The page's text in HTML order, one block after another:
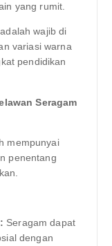
yang rumit.
wajib di
variasi warna
pendidikan
Seragam
mempunyai
penentang
Seragam dapat
dengan